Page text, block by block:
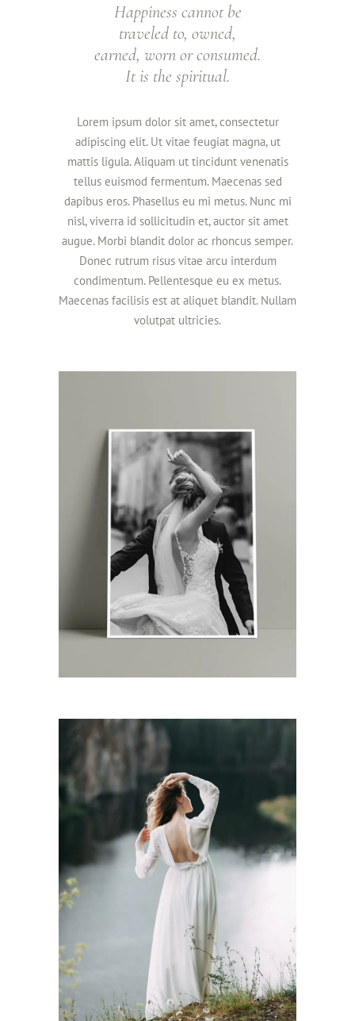
Happiness cannot be
traveled to, owned,
earned, worn or consumed.
It is the spiritual.
Lorem ipsum dolor sit amet, consectetur
adipiscing elit. Ut vitae feugiat magna, ut
mattis ligula. Aliquam ut tincidunt venenatis
tellus euismod fermentum. Maecenas sed
dapibus eros. Phasellus eu mi metus. Nunc mi
nisl, viverra id sollicitudin et, auctor sit amet
augue. Morbi blandit dolor ac rhoncus semper.
Donec rutrum risus vitae arcu interdum
condimentum. Pellentesque eu ex metus.
Maecenas facilisis est at aliquet blandit. Nullam
volutpat ultricies.